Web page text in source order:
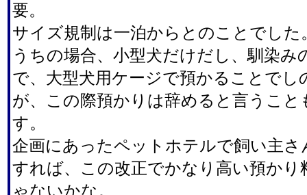
要。
サイズ規制は一泊からとのことでした
うちの場合、小型犬だけだし、馴染み
で、大型犬用ケージで預かることでし
が、この際預かりは辞めると言うこと
す。
企画にあったペットホテルで飼い主さ
すれば、この改正でかなり高い預かり
ゃないかな。